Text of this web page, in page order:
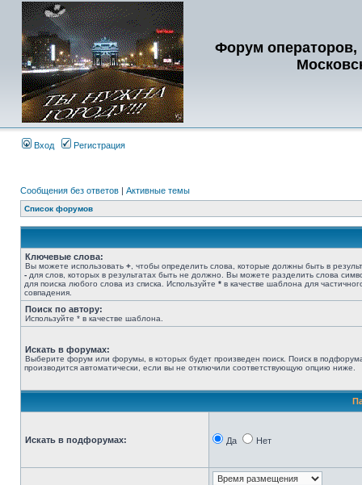
Форум операторов,
Вход Регистрация
Сообщения без ответов | Активные темы
Список форумов
Ключевые слова:
Вы можете использовать + , чтобы определить слова, которые должны быть в
- для слов, которых в результатах быть не должно. Вы можете разделить слова
для поиска любого слова из списка. Используйте * в качестве шаблона для
совпадения.
Поиск по автору:
Используйте * в качестве шаблона.
Искать в форумах:
Выберите форум или форумы, в которых будет произведен поиск. Поиск в
производится автоматически, если вы не отключили соответствующую опцию ниже.
Искать в подфорумах: Да Нет